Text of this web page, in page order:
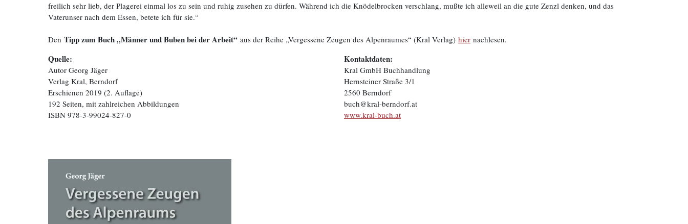
freilich sehr lieb, der Plagerei einmal los zu sein und ruhig zusehen zu dürfen. Während ich die Knödelbrocken verschlang, mußte ich alleweil an die gute Zenzl denken, und das
Vaterunser nach dem Essen, betete ich für sie.“
Den Tipp zum Buch „Männer und Buben bei der Arbeit“ aus der Reihe „Vergessene Zeugen des Alpenraumes“ (Kral Verlag) hier nachlesen.
Quelle:
Autor Georg Jäger
Verlag Kral, Berndorf
Erschienen 2019 (2. Auflage)
192 Seiten, mit zahlreichen Abbildungen
ISBN 978-3-99024-827-0
Kontaktdaten:
Kral GmbH Buchhandlung
Hernsteiner Straße 3/1
2560 Berndorf
buch@kral-berndorf.at
www.kral-buch.at